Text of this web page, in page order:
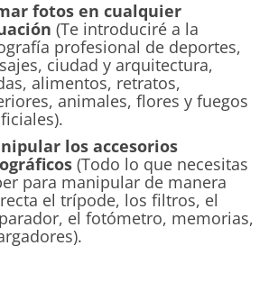
fotos en cualquier
(Te introduciré a la
profesional de deportes,
ciudad y arquitectura,
alimentos, retratos,
animales, flores y fuegos
los accesorios
(Todo lo que necesitas
para manipular de manera
el trípode, los filtros, el
el fotómetro, memorias,